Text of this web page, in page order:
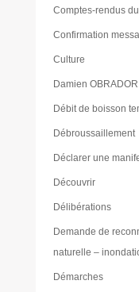
Comptes-rendus
Confirmation
Culture
Damien OBRADOR
Débit de boisson
Débroussaillement
Déclarer une
Découvrir
Délibérations
Demande de
naturelle –
Démarches